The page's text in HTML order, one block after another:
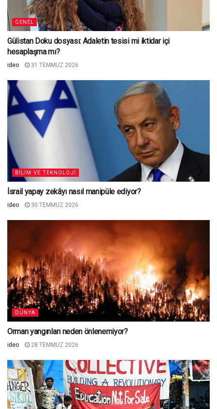
GENEL
Gülistan Doku dosyası: Adaletin tesisi mi iktidar içi
hesaplaşma mı?
ideo 31 TEMMUZ 2026
BILIM VE TEKNOLOJI
İsrail yapay zekâyı nasıl manipüle ediyor?
ideo 30 TEMMUZ 2026
DÜNYA
Orman yangınları neden önlenemiyor?
ideo 28 TEMMUZ 2026